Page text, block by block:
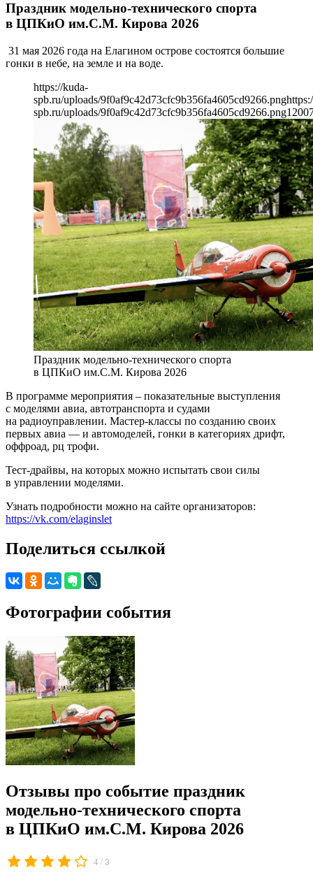
Праздник модельно-технического спорта
в ЦПКиО им.С.М. Кирова 2026
31 мая 2026 года на Елагином острове состоятся большие
гонки в небе, на земле и на воде.
https://kuda-
spb.ru/uploads/9f0af9c42d73cfc9b356fa4605cd9266.png
spb.ru/uploads/9f0af9c42d73cfc9b356fa4605cd9266.png1200
Праздник модельно-технического спорта
в ЦПКиО им.С.М. Кирова 2026
В программе мероприятия – показательные выступления
с моделями авиа, автотранспорта и судами
на радиоуправлении. Мастер-классы по созданию своих
первых авиа — и автомоделей, гонки в категориях дрифт,
оффроад, рц трофи.
Тест-драйвы, на которых можно испытать свои силы
в управлении моделями.
Узнать подробности можно на сайте организаторов:
https://vk.com/elaginslet
Поделиться ссылкой
Фотографии события
Отзывы про событие праздник
модельно-технического спорта
в ЦПКиО им.С.М. Кирова 2026
4 /3